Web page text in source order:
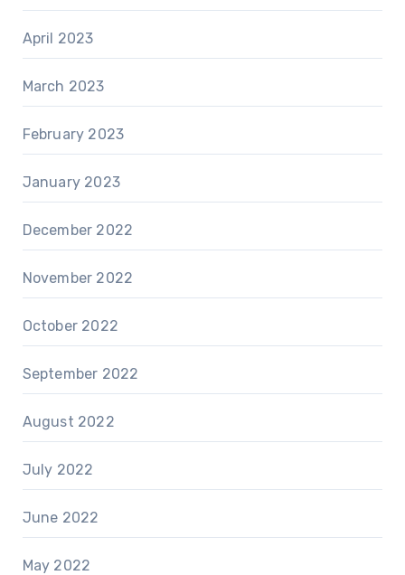
April 2023
March 2023
February 2023
January 2023
December 2022
November 2022
October 2022
September 2022
August 2022
July 2022
June 2022
May 2022